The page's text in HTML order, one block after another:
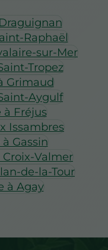
Raphaël
sur-Mer
Tropez
Grimaud
Aygulf
à Fréjus
Issambres
Gassin
Valmer
de-la-Tour
à Agay